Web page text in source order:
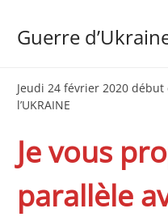
Guerre
Jeudi 24 février 2020 début
l’UKRAINE
Je vous
parallèle